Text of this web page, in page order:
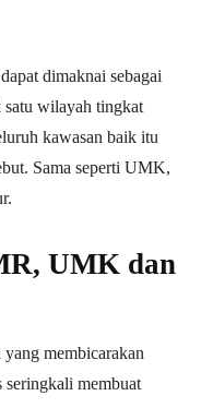
dimaknai sebagai
satu wilayah tingkat
kawasan baik itu
Sama seperti UMK,
UMK dan
membicarakan
seringkali membuat